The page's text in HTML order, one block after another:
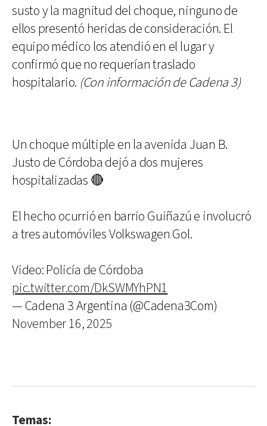
susto y la magnitud del choque, ninguno de
ellos presentó heridas de consideración. El
equipo médico los atendió en el lugar y
confirmó que no requerían traslado
hospitalario. (Con información de Cadena 3)
Un choque múltiple en la avenida Juan B.
Justo de Córdoba dejó a dos mujeres
hospitalizadas 🔴
El hecho ocurrió en barrio Guiñazú e involucró
a tres automóviles Volkswagen Gol.
Video: Policía de Córdoba
pic.twitter.com/DkSWMYhPN1
— Cadena 3 Argentina (@Cadena3Com)
November 16, 2025
Temas: